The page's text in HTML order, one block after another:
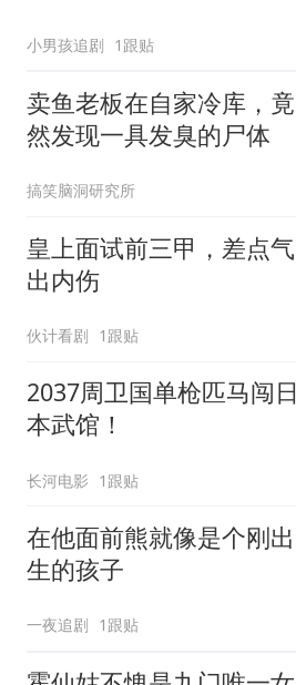
小男孩追剧 1跟贴
卖鱼老板在自家冷库，竟
然发现一具发臭的尸体
搞笑脑洞研究所
皇上面试前三甲，差点气
出内伤
伙计看剧 1跟贴
2037周卫国单枪匹马闯日
本武馆！
长河电影 1跟贴
在他面前熊就像是个刚出
生的孩子
一夜追剧 1跟贴